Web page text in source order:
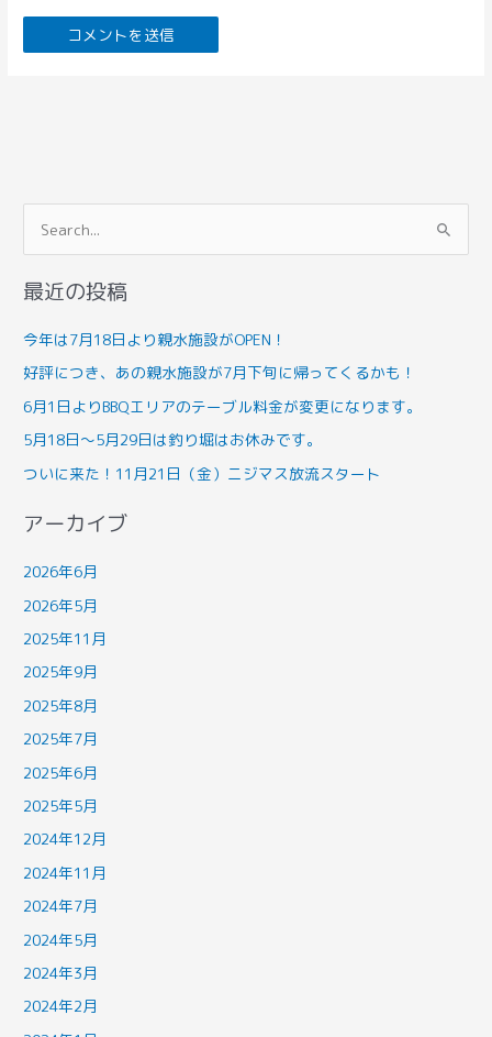
対
最近の投稿
今年は7月18日より親水施設がOPEN！
好評につき、あの親水施設が7月下旬に帰ってくるかも！
6月1日よりBBQエリアのテーブル料金が変更になります。
5月18日～5月29日は釣り堀はお休みです。
ついに来た！11月21日（金）ニジマス放流スタート
アーカイブ
2026年6月
2026年5月
2025年11月
2025年9月
2025年8月
2025年7月
2025年6月
2025年5月
2024年12月
2024年11月
2024年7月
2024年5月
2024年3月
2024年2月